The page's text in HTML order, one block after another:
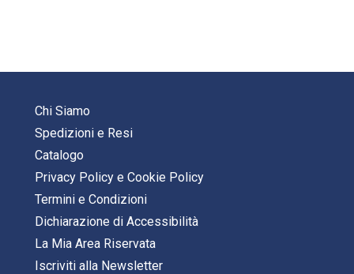
Chi Siamo
Spedizioni e Resi
Catalogo
Privacy Policy e Cookie Policy
Termini e Condizioni
Dichiarazione di Accessibilità
La Mia Area Riservata
Iscriviti alla Newsletter